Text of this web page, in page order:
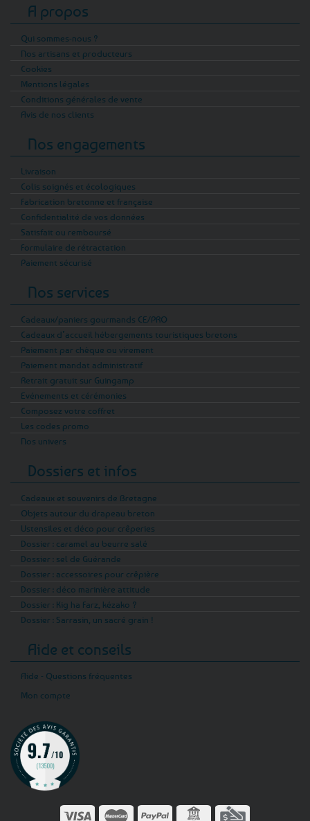
A propos
Qui sommes-nous ?
Nos artisans et producteurs
Cookies
Mentions légales
Conditions générales de vente
Avis de nos clients
Nos engagements
Livraison
Colis soignés et écologiques
Fabrication bretonne et française
Confidentialité de vos données
Satisfait ou remboursé
Formulaire de rétractation
Paiement sécurisé
Nos services
Cadeaux/paniers gourmands CE/PRO
Cadeaux d’accueil hébergements touristiques bretons
Paiement par chèque ou virement
Paiement mandat administratif
Retrait gratuit sur Guingamp
Evénements et cérémonies
Composez votre coffret
Les codes promo
Nos univers
Dossiers et infos
Cadeaux et souvenirs de Bretagne
Objets autour du drapeau breton
Ustensiles et déco pour crêperies
Dossier : caramel au beurre salé
Dossier : sel de Guérande
Dossier : accessoires pour crêpière
Dossier : déco marinière attitude
Dossier : Kig ha Farz, kézako ?
Dossier : Sarrasin, un sacré grain !
Aide et conseils
Aide - Questions fréquentes
Mon compte